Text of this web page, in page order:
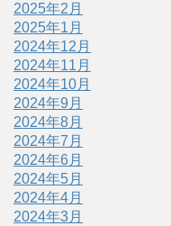
2025年2月
2025年1月
2024年12月
2024年11月
2024年10月
2024年9月
2024年8月
2024年7月
2024年6月
2024年5月
2024年4月
2024年3月